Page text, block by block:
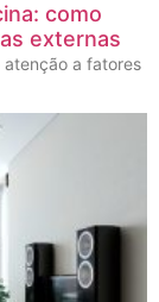
como
externas
a fatores